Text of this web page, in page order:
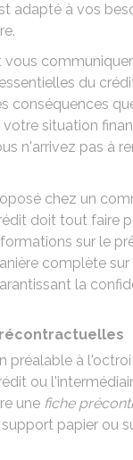
adapté à vos
vous
du
conséquences
situation
n'arrivez pas à
chez un
doit tout faire
sur le
complète sur
la
préalable à
ou
une fiche
papier ou